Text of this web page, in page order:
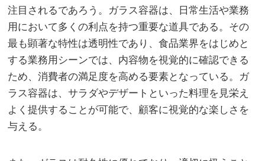
注目されるであろう。ガラス容器は、日常生活や業務
用において多くの利点を持つ重要な道具である。その
最も顕著な特性は透明性であり、食品業界をはじめと
する業務用シーンでは、内容物を視覚的に確認できる
ため、消費者の満足度を高める要素となっている。ガ
ラス容器は、サラダやデザートといった料理を見栄え
よく提供することが可能で、顧客に視覚的な楽しさを
与える。